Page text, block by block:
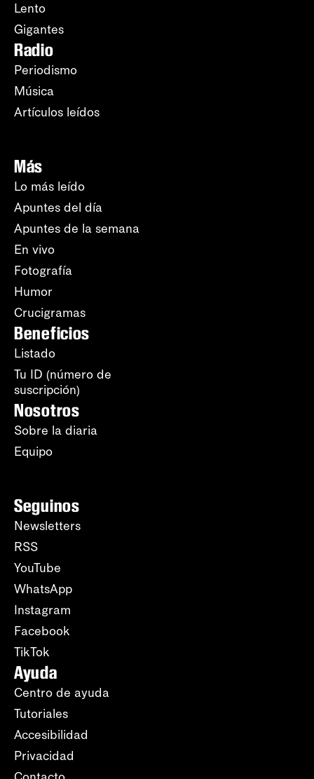
Lento
Gigantes
Radio
Periodismo
Música
Artículos leídos
Más
Lo más leído
Apuntes del día
Apuntes de la semana
En vivo
Fotografía
Humor
Crucigramas
Beneficios
Listado
Tu ID (número de
suscripción)
Nosotros
Sobre la diaria
Equipo
Seguinos
Newsletters
RSS
YouTube
WhatsApp
Instagram
Facebook
TikTok
Ayuda
Centro de ayuda
Tutoriales
Accesibilidad
Privacidad